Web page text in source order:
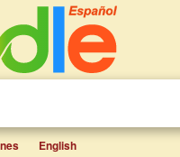
English